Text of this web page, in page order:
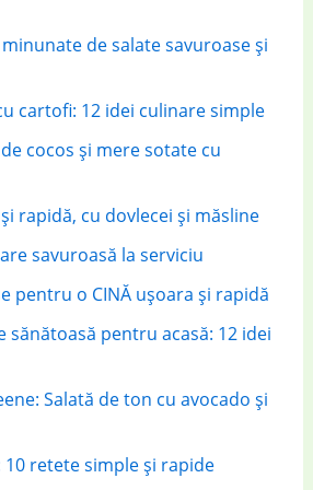
de salate savuroase și
cartofi: 12 idei culinare simple
cocos și mere sotate cu
rapidă, cu dovlecei și măsline
savuroasă la serviciu
pentru o CINĂ ușoara și rapidă
sănătoasă pentru acasă: 12 idei
Salată de ton cu avocado și
retete simple și rapide